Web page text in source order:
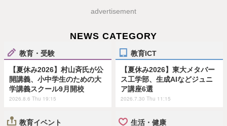
advertisement
NEWS CATEGORY
教育・受験
【夏休み2026】村山斉氏が公
開講義、小中学生のための大
学講義スクール9月開校
2026.8.6 Thu 19:15
教育ICT
【夏休み2026】東大メタバー
ス工学部、生成AIなどジュニ
ア講座6選
2026.7.30 Thu 11:15
教育イベント 生活・健康